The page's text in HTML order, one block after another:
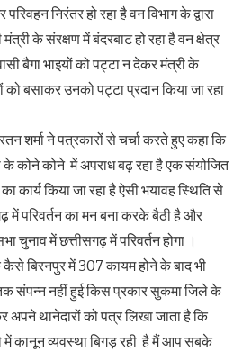
निरंतर हो रहा है वन विभाग के द्वारा
के संरक्षण में बंदरबाट हो रहा है वन क्षेत्र
बैगा भाइयों को पट्टा न देकर मंत्री के
को बसाकर उनको पट्टा प्रदान किया जा रहा
शर्मा ने पत्रकारों से चर्चा करते हुए कहा कि
कोने कोने में अपराध बढ़ रहा है एक संयोजित
कार्य किया जा रहा है ऐसी भयावह स्थिति से
में परिवर्तन का मन बना करके बैठी है और
चुनाव में छत्तीसगढ़ में परिवर्तन होगा ।
कैसे बिरनपुर में 307 कायम होने के बाद भी
संपन्न नहीं हुई किस प्रकार सुकमा जिले के
अपने थानेदारों को पत्र लिखा जाता है कि
में कानून व्यवस्था बिगड़ रही है मैं आप सबके